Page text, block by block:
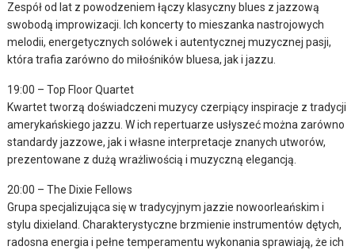
Zespół od lat z powodzeniem łączy klasyczny blues z jazzową
swobodą improwizacji. Ich koncerty to mieszanka nastrojowych
melodii, energetycznych solówek i autentycznej muzycznej pasji,
która trafia zarówno do miłośników bluesa, jak i jazzu.
19:00 – Top Floor Quartet
Kwartet tworzą doświadczeni muzycy czerpiący inspiracje z tradycji
amerykańskiego jazzu. W ich repertuarze usłyszeć można zarówno
standardy jazzowe, jak i własne interpretacje znanych utworów,
prezentowane z dużą wrażliwością i muzyczną elegancją.
20:00 – The Dixie Fellows
Grupa specjalizująca się w tradycyjnym jazzie nowoorleańskim i
stylu dixieland. Charakterystyczne brzmienie instrumentów dętych,
radosna energia i pełne temperamentu wykonania sprawiają, że ich